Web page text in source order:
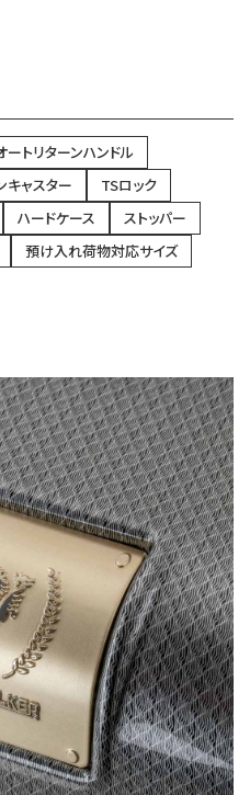
ートリターンハンドル
キャスター
TSロック
ハードケース
ストッパー
預け入れ荷物対応サイズ